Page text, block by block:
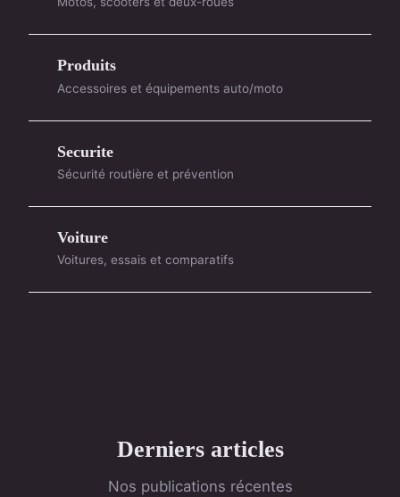
Produits
Accessoires et équipements auto/moto
Securite
Sécurité routière et prévention
Voiture
Voitures, essais et comparatifs
Derniers articles
Nos publications récentes